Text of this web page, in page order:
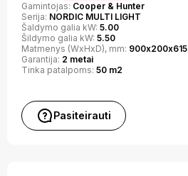
Gamintojas: Cooper & Hunter
Serija: NORDIC MULTI LIGHT
Šaldymo galia kW: 5.00
Šildymo galia kW: 5.50
Matmenys (WxHxD), mm: 900х200х615
Garantija: 2 metai
Tinka patalpoms: 50 m2
Pasiteirauti